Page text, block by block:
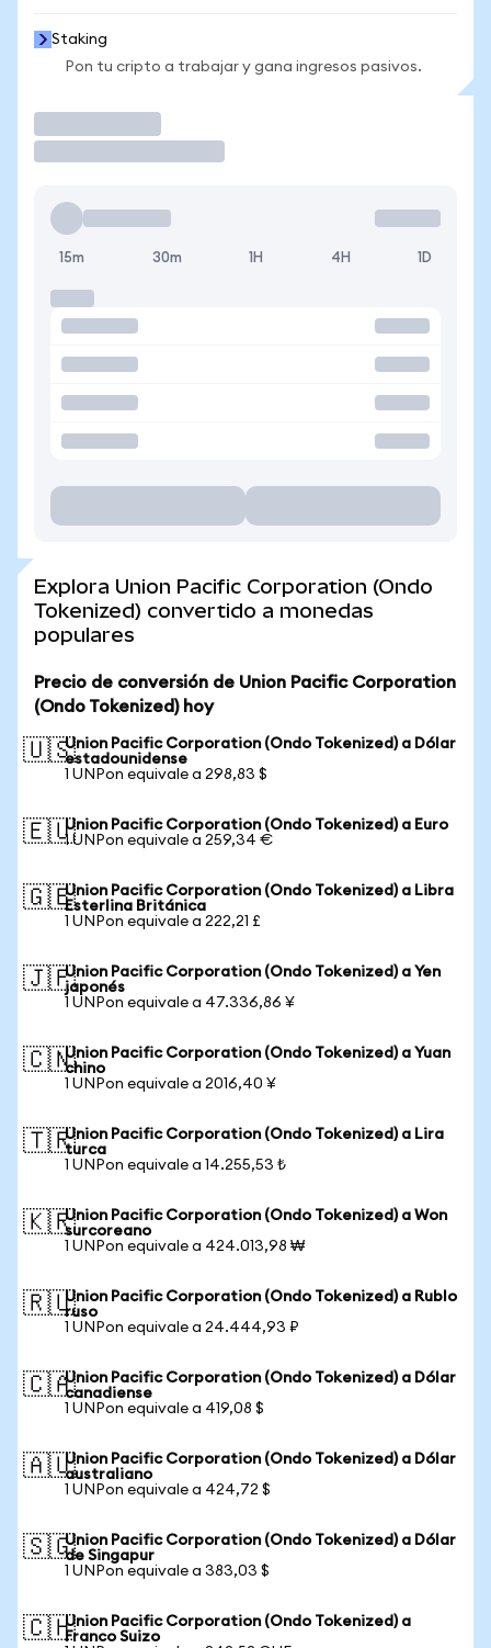
Staking
Pon tu cripto a trabajar y gana ingresos pasivos.
15m 30m 1H 4H 1D
Explora Union Pacific Corporation (Ondo
Tokenized) convertido a monedas
populares
Precio de conversión de Union Pacific Corporation
(Ondo Tokenized) hoy
🇺🇸Union Pacific Corporation (Ondo Tokenized) a Dólar
estadounidense
1 UNPon equivale a 298,83 $
🇪🇺Union Pacific Corporation (Ondo Tokenized) a Euro
1 UNPon equivale a 259,34 €
🇬🇧Union Pacific Corporation (Ondo Tokenized) a Libra
Esterlina Británica
1 UNPon equivale a 222,21 £
🇯🇵Union Pacific Corporation (Ondo Tokenized) a Yen
japonés
1 UNPon equivale a 47.336,86 ¥
🇨🇳Union Pacific Corporation (Ondo Tokenized) a Yuan
chino
1 UNPon equivale a 2016,40 ¥
🇹🇷Union Pacific Corporation (Ondo Tokenized) a Lira
turca
1 UNPon equivale a 14.255,53 ₺
🇰🇷Union Pacific Corporation (Ondo Tokenized) a Won
surcoreano
1 UNPon equivale a 424.013,98 ₩
🇷🇺Union Pacific Corporation (Ondo Tokenized) a Rublo
ruso
1 UNPon equivale a 24.444,93 ₽
🇨🇦Union Pacific Corporation (Ondo Tokenized) a Dólar
canadiense
1 UNPon equivale a 419,08 $
🇦🇺Union Pacific Corporation (Ondo Tokenized) a Dólar
australiano
1 UNPon equivale a 424,72 $
🇸🇬Union Pacific Corporation (Ondo Tokenized) a Dólar
de Singapur
1 UNPon equivale a 383,03 $
🇨🇭Union Pacific Corporation (Ondo Tokenized) a
Franco Suizo